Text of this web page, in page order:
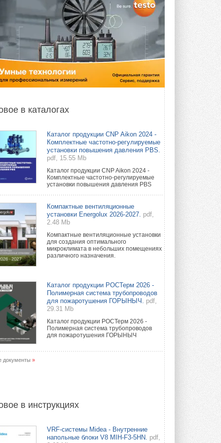
в каталогах
Каталог продукции CNP Aikon 2024 -
Комплектные частотно-регулируемые
установки повышения давления PBS.
pdf, 15.55 Mb
Каталог продукции CNP Aikon 2024 -
Комплектные частотно-регулируемые
установки повышения давления PBS
Компактные вентиляционные
установки Energolux 2026-2027. pdf,
2.48 Mb
Компактные вентиляционные установки
для создания оптимального
микроклимата в небольших помещениях
различного назначения.
Каталог продукции РОСТерм 2026 -
Полимерная система трубопроводов
для пожаротушения ГОРЫНЫЧ.
pdf,
29.31 Mb
Каталог продукции РОСТерм 2026 -
Полимерная система трубопроводов
для пожаротушения ГОРЫНЫЧ
документы »
в инструкциях
VRF-системы Midea - Внутренние
напольные блоки V8 MIH-F3-5HN. pdf,